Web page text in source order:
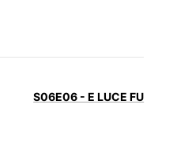
S06E06 - E LUCE FU